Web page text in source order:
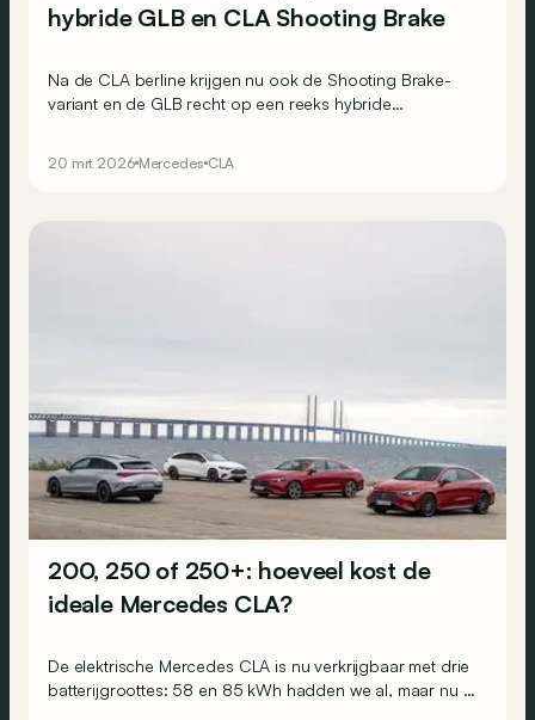
hybride GLB en CLA Shooting Brake
Na de CLA berline krijgen nu ook de Shooting Brake-
variant en de GLB recht op een reeks hybride
20 mrt 2026 Mercedes CLA
200, 250 of 250+: hoeveel kost de
ideale Mercedes CLA?
De elektrische Mercedes CLA is nu verkrijgbaar met drie
batterijgroottes: 58 en 85 kWh hadden we al, maar nu is